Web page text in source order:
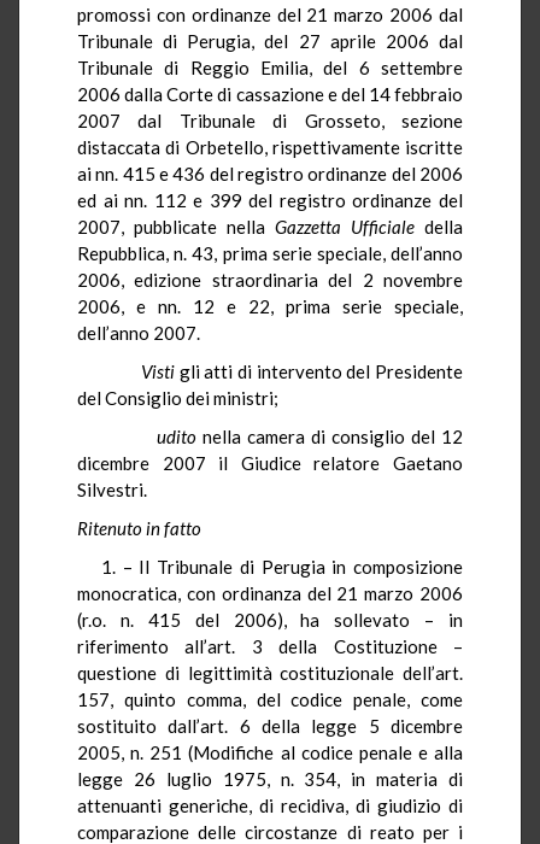
promossi con ordinanze del 21 marzo 2006 dal
Tribunale di Perugia, del 27 aprile 2006 dal
Tribunale di Reggio Emilia, del 6 settembre
2006 dalla Corte di cassazione e del 14 febbraio
2007 dal Tribunale di Grosseto, sezione
distaccata di Orbetello, rispettivamente iscritte
ai nn. 415 e 436 del registro ordinanze del 2006
ed ai nn. 112 e 399 del registro ordinanze del
2007, pubblicate nella Gazzetta Ufficiale della
Repubblica, n. 43, prima serie speciale, dell’anno
2006, edizione straordinaria del 2 novembre
2006, e nn. 12 e 22, prima serie speciale,
dell’anno 2007.
Visti gli atti di intervento del Presidente
del Consiglio dei ministri;
uditonella camera di consiglio del 12
dicembre 2007 il Giudice relatore Gaetano
Silvestri.
Ritenuto in fatto
1. – Il Tribunale di Perugia in composizione
monocratica, con ordinanza del 21 marzo 2006
(r.o. n. 415 del 2006), ha sollevato – in
riferimento all’art. 3 della Costituzione –
questione di legittimità costituzionale dell’art.
157, quinto comma, del codice penale, come
sostituito dall’art. 6 della legge 5 dicembre
2005, n. 251 (Modifiche al codice penale e alla
legge 26 luglio 1975, n. 354, in materia di
attenuanti generiche, di recidiva, di giudizio di
comparazione delle circostanze di reato per i